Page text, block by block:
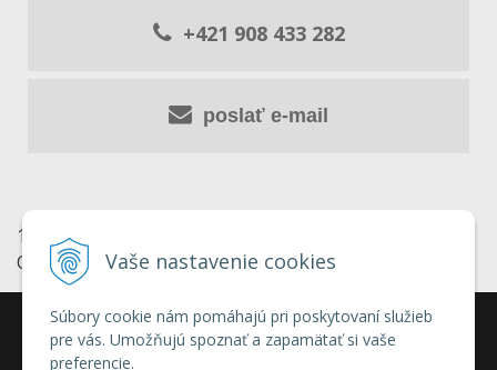
Vaše nastavenie cookies
Súbory cookie nám pomáhajú pri poskytovaní služieb
pre vás. Umožňujú spoznať a zapamätať si vaše
preferencie.
+421 908 433 282
poslať e-mail
100% ovocný destilát bez pridaných aróm a cukru.
Obsah alkoholu 52%. Objem fľaše 500ml.